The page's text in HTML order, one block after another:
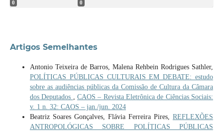
0 0
Artigos Semelhantes
Antonio Teixeira de Barros, Malena Rehbein Rodrigues Sathler,
POLÍTICAS PÚBLICAS CULTURAIS EM DEBATE: estudo
sobre as audiências públicas da Comissão de Cultura da Câmara
dos Deputados
CAOS – Revista Eletrônica de Ciências Sociais:
v. 1 n. 32: CAOS – jan./jun. 2024
Beatriz Soares Gonçalves, Flávia Ferreira Pires,REFLEXÕES
ANTROPOLÓGICAS SOBRE POLÍTICAS PÚBLICAS